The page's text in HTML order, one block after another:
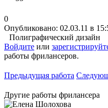
0
Опубликовано: 02.03.11 в
Полиграфический дизайн
Войдите или
работы фрилансеров.
Предыдущая работа
Другие работы фрилансера